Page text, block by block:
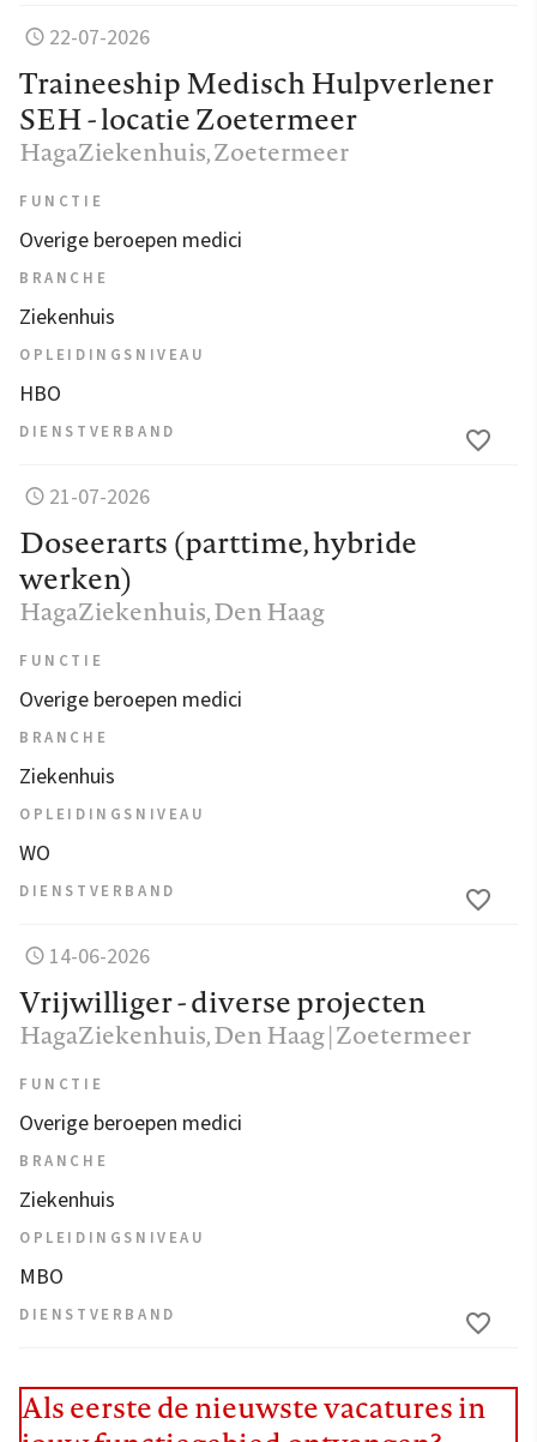
22-07-2026
Traineeship Medisch Hulpverlener
SEH - locatie Zoetermeer
HagaZiekenhuis, Zoetermeer
FUNCTIE
Overige beroepen medici
BRANCHE
Ziekenhuis
OPLEIDINGSNIVEAU
HBO
DIENSTVERBAND
21-07-2026
Doseerarts (parttime, hybride
werken)
HagaZiekenhuis, Den Haag
FUNCTIE
Overige beroepen medici
BRANCHE
Ziekenhuis
OPLEIDINGSNIVEAU
WO
DIENSTVERBAND
14-06-2026
Vrijwilliger - diverse projecten
HagaZiekenhuis, Den Haag | Zoetermeer
FUNCTIE
Overige beroepen medici
BRANCHE
Ziekenhuis
OPLEIDINGSNIVEAU
MBO
DIENSTVERBAND
Als eerste de nieuwste vacatures in